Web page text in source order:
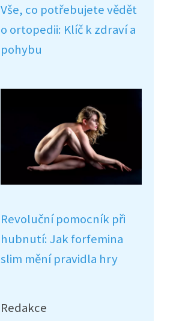
Vše, co potřebujete vědět
o ortopedii: Klíč k zdraví a
pohybu
Revoluční pomocník při
hubnutí: Jak forfemina
slim mění pravidla hry
Redakce